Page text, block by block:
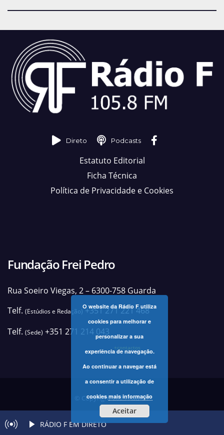
Direto Podcasts
Estatuto Editorial
Ficha Técnica
Política de Privacidade e Cookies
Fundação Frei Pedro
Rua Soeiro Viegas, 2 – 6300-758 Guarda
Telf. (Estúdios e Redação)+351 271 221 468
Telf. (Sede) +351 271 214 043
+contactos
© Copyright 2025 Rádio F
O website da Rádio F utiliza
cookies para melhorar e
personalizar a sua
experiência de navegação.
Ao continuar a navegar está
a consentir a utilização de
cookiesmais informação
Aceitar
RÁDIO F EM DIRETO